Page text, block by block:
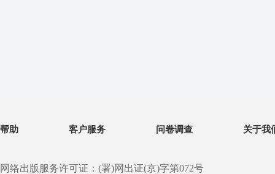
帮助 客户服务 问卷调查 关于我
网络出版服务许可证：(署)网出证(京)字第072号